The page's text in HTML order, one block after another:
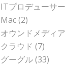
ITプロデューサー
Mac(2)
オウンドメディア
クラウド (7)
グーグル(33)